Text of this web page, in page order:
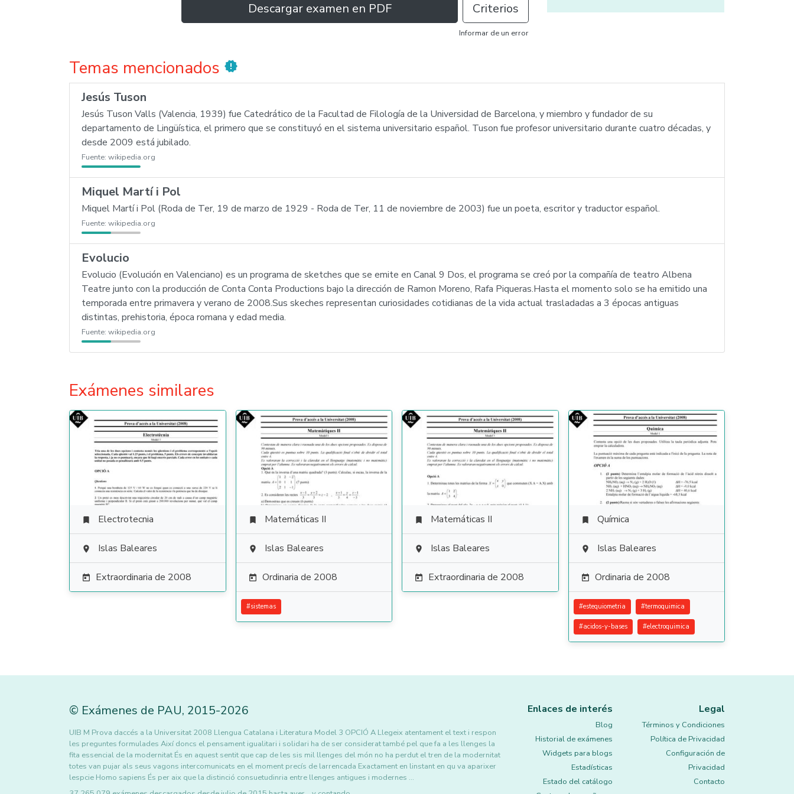
Descargar examen en PDF Criterios
Informar de un error
Temas mencionados new_releases
Jesús Tuson
Jesús Tuson Valls (Valencia, 1939) fue Catedrático de la Facultad de Filología de la Universidad de Barcelona, y miembro y fundador de su
departamento de Lingüística, el primero que se constituyó en el sistema universitario español. Tuson fue profesor universitario durante cuatro décadas, y
desde 2009 está jubilado.
Fuente: wikipedia.org
Miquel Martí i Pol
Miquel Martí i Pol (Roda de Ter, 19 de marzo de 1929 - Roda de Ter, 11 de noviembre de 2003) fue un poeta, escritor y traductor español.
Fuente: wikipedia.org
Evolucio
Evolucio (Evolución en Valenciano) es un programa de sketches que se emite en Canal 9 Dos, el programa se creó por la compañía de teatro Albena
Teatre junto con la producción de Conta Conta Productions bajo la dirección de Ramon Moreno, Rafa Piqueras.Hasta el momento solo se ha emitido una
temporada entre primavera y verano de 2008.Sus skeches representan curiosidades cotidianas de la vida actual trasladadas a 3 épocas antiguas
distintas, prehistoria, época romana y edad media.
Fuente: wikipedia.org
Exámenes similares
 Electrotecnia
 Islas Baleares
 Extraordinaria de 2008
 Matemáticas II
 Islas Baleares
 Ordinaria de 2008
#sistemas
 Matemáticas II
 Islas Baleares
 Extraordinaria de 2008
 Química
 Islas Baleares
 Ordinaria de 2008
#estequiometria #termoquimica
#acidos-y-bases #electroquimica
© Exámenes de PAU, 2015-2026
UIB M Prova daccés a la Universitat 2008 Llengua Catalana i Literatura Model 3 OPCIÓ A Llegeix atentament el text i respon
les preguntes formulades Així doncs el pensament igualitari i solidari ha de ser considerat també pel que fa a les llenges la
fita essencial de la modernitat És en aquest sentit que cap de les sis mil llenges del món no ha perdut el tren de la modernitat
totes van pujar als seus vagons intercomunicats en el moment precís de larrencada Exactament en linstant en qu va aparixer
lespcie Homo sapiens És per aix que la distinció consuetudinria entre llenges antigues i modernes …
Enlaces de interés
Blog
Historial de exámenes
Widgets para blogs
Estadísticas
Estado del catálogo
Legal
Términos y Condiciones
Política de Privacidad
Configuración de
Privacidad
Contacto